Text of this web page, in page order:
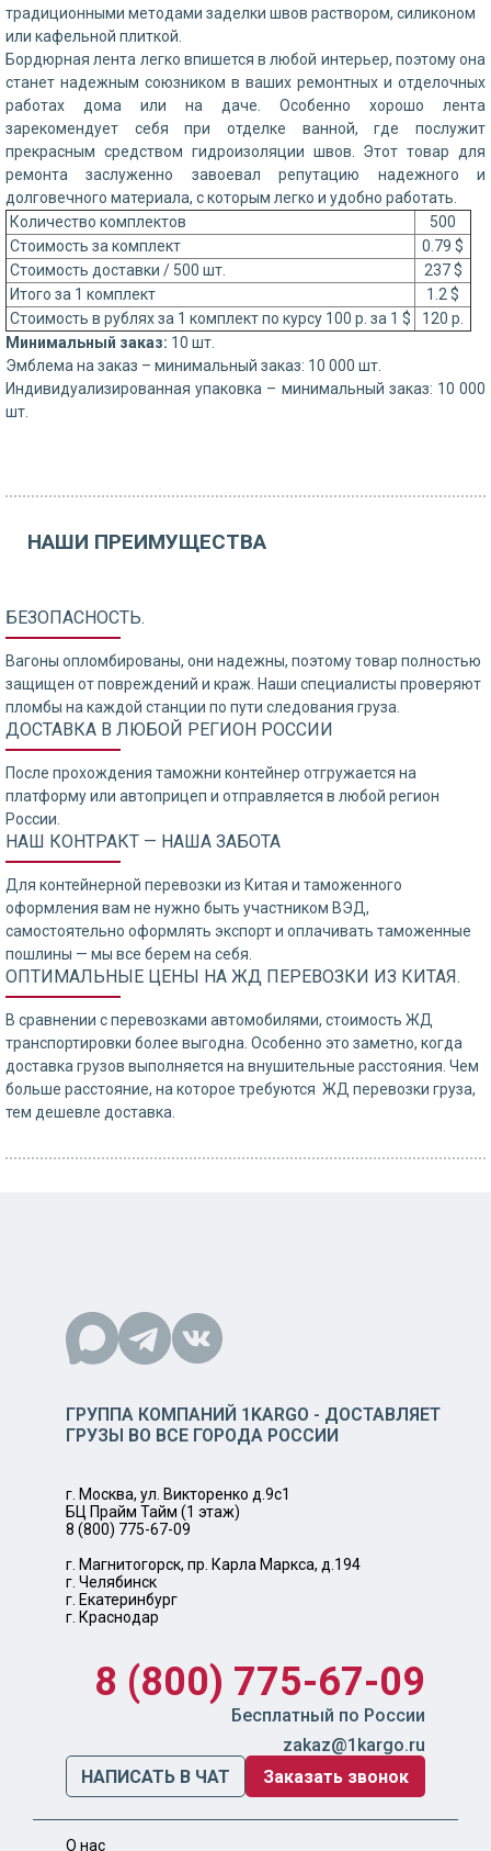
традиционными методами заделки швов раствором, силиконом
или кафельной плиткой.
Бордюрная лента легко впишется в любой интерьер, поэтому она
станет надежным союзником в ваших ремонтных и отделочных
работах дома или на даче. Особенно хорошо лента
зарекомендует себя при отделке ванной, где послужит
прекрасным средством гидроизоляции швов. Этот товар для
ремонта заслуженно завоевал репутацию надежного и
долговечного материала, с которым легко и удобно работать.
Количество комплектов
500
Стоимость за комплект
0.79 $
Стоимость доставки / 500 шт.
237 $
Итого за 1 комплект
1.2 $
Стоимость в рублях за 1 комплект по курсу 100 р. за 1 $
120 р.
Минимальный заказ: 10 шт.
Эмблема на заказ – минимальный заказ: 10 000 шт.
Индивидуализированная упаковка – минимальный заказ: 10 000
шт.
НАШИ ПРЕИМУЩЕСТВА
БЕЗОПАСНОСТЬ.
Вагоны опломбированы, они надежны, поэтому товар полностью
защищен от повреждений и краж. Наши специалисты проверяют
пломбы на каждой станции по пути следования груза.
ДОСТАВКА В ЛЮБОЙ РЕГИОН РОССИИ
После прохождения таможни контейнер отгружается на
платформу или автоприцеп и отправляется в любой регион
России.
НАШ КОНТРАКТ — НАША ЗАБОТА
Для контейнерной перевозки из Китая и таможенного
оформления вам не нужно быть участником ВЭД,
самостоятельно оформлять экспорт и оплачивать таможенные
пошлины — мы все берем на себя.
ОПТИМАЛЬНЫЕ ЦЕНЫ НА ЖД ПЕРЕВОЗКИ ИЗ КИТАЯ.
В сравнении с перевозками автомобилями, стоимость ЖД
транспортировки более выгодна. Особенно это заметно, когда
доставка грузов выполняется на внушительные расстояния. Чем
больше расстояние, на которое требуются ЖД перевозки груза,
тем дешевле доставка.
ГРУППА КОМПАНИЙ 1KARGO - ДОСТАВЛЯЕТ
ГРУЗЫ ВО ВСЕ ГОРОДА РОССИИ
г. Москва, ул. Викторенко д.9с1
БЦ Прайм Тайм (1 этаж)
8 (800) 775-67-09
г. Магнитогорск, пр. Карла Маркса, д.194
г. Челябинск
г. Екатеринбург
г. Краснодар
8 (800) 775-67-09
Бесплатный по России
zakaz@1kargo.ru
НАПИСАТЬ В ЧАТ
Заказать звонок
О нас